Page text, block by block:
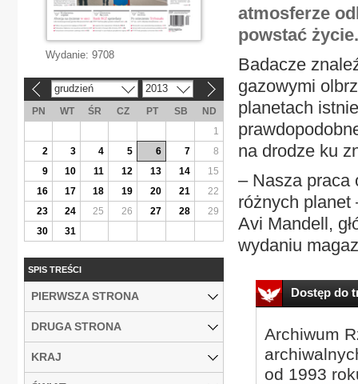
atmosferze
powstać życie.
Badacze
gazowymi
planetach
na drodze ku
– Nasza praca
różnych planet
Avi Mandell,
wydaniu
Dostęp do
Archiwum
od 1993
Wydanie: 9708
grudzień 2013
PN WT ŚR CZ PT SB
ND
1
2
3 4 5 6 7
8
9
10 11 12 13 14
15
16
17 18 19 20 21
22
23
24 25 26 27 28
29
30
31
SPIS TREŚCI
PIERWSZA STRONA
DRUGA STRONA
KRAJ